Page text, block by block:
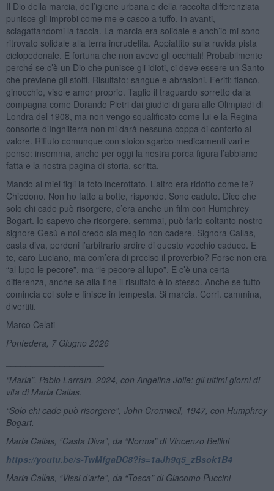
Il Dio della marcia, dell’igiene urbana e della raccolta differenziata
punisce gli improbi come me e casco a tuffo, in avanti,
sciagattandomi la faccia. La marcia era solidale e anch’io mi sono
ritrovato solidale alla terra incrudelita. Appiattito sulla ruvida pista
ciclopedonale. E fortuna che non avevo gli occhiali! Probabilmente
perché se c’è un Dio che punisce gli idioti, ci deve essere un Santo
che previene gli stolti. Risultato: sangue e abrasioni. Feriti: fianco,
ginocchio, viso e amor proprio. Taglio il traguardo sorretto dalla
compagna come Dorando Pietri dai giudici di gara alle Olimpiadi di
Londra del 1908, ma non vengo squalificato come lui e la Regina
consorte d’Inghilterra non mi darà nessuna coppa di conforto al
valore. Rifiuto comunque con stoico sgarbo medicamenti vari e
penso: insomma, anche per oggi la nostra porca figura l’abbiamo
fatta e la nostra pagina di storia, scritta.
Mando ai miei figli la foto incerottato. L’altro era ridotto come te?
Chiedono. Non ho fatto a botte, rispondo. Sono caduto. Dice che
solo chi cade può risorgere, c’era anche un film con Humphrey
Bogart. Io sapevo che risorgere, semmai, può farlo soltanto nostro
signore Gesù e noi credo sia meglio non cadere. Signora Callas,
casta diva, perdoni l’arbitrario ardire di questo vecchio caduco. E
te, caro Luciano, ma com’era di preciso il proverbio? Forse non era
“al lupo le pecore”, ma “le pecore al lupo”. E c’è una certa
differenza, anche se alla fine il risultato è lo stesso. Anche se tutto
comincia col sole e finisce in tempesta. Si marcia. Corri. cammina,
divertiti.
Marco Celati
Pontedera, 7 Giugno 2026
“Maria”, Pablo Larraín, 2024, con Angelina Jolie: gli ultimi giorni di
vita di Maria Callas.
“Solo chi cade può risorgere”, John Cromwell, 1947, con Humphrey
Bogart.
Maria Callas, “Casta Diva”, da “Norma” di Vincenzo Bellini
https://youtu.be/s-TwMfgaDC8?is=1aJh9q5_zBsok1B4
Maria Callas, “Vissi d’arte”, da “Tosca” di Giacomo Puccini